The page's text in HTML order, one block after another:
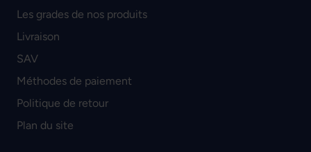
Les grades de nos produits
Livraison
SAV
Méthodes de paiement
Politique de retour
Plan du site